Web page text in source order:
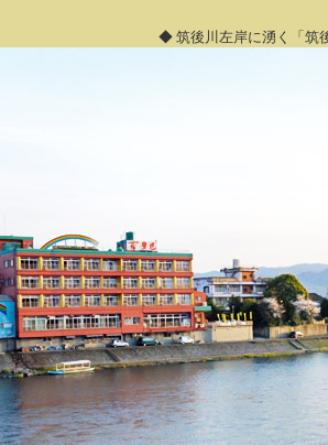
◆ 筑後川左岸に湧く「筑